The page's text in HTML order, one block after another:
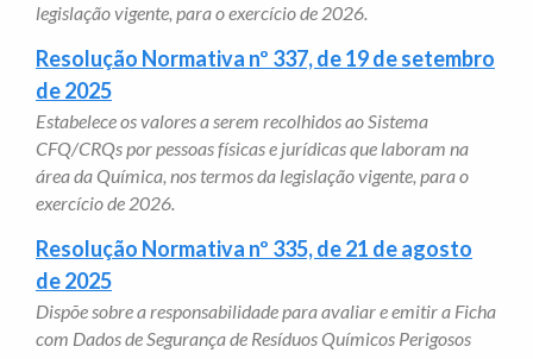
legislação vigente, para o exercício de 2026.
Resolução Normativa nº 337, de 19 de setembro
de 2025
Estabelece os valores a serem recolhidos ao Sistema
CFQ/CRQs por pessoas físicas e jurídicas que laboram na
área da Química, nos termos da legislação vigente, para o
exercício de 2026.
Resolução Normativa nº 335, de 21 de agosto
de 2025
Dispõe sobre a responsabilidade para avaliar e emitir a Ficha
com Dados de Segurança de Resíduos Químicos Perigosos